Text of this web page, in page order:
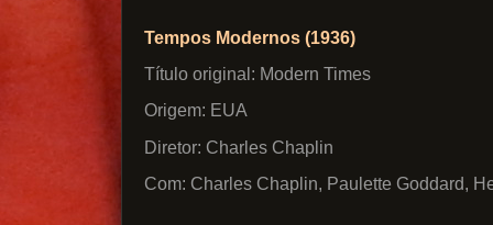
Tempos Modernos (1936)
Título original: Modern Times
Origem: EUA
Diretor: Charles Chaplin
Com: Charles Chaplin, Paulette Goddard,